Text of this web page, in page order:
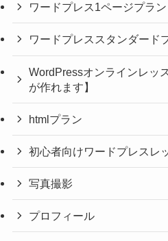
ワードプレス1ページプラン
ワードプレススタンダード
WordPressオンラインレッ
が作れます】
htmlプラン
初心者向けワードプレスレ
写真撮影
プロフィール